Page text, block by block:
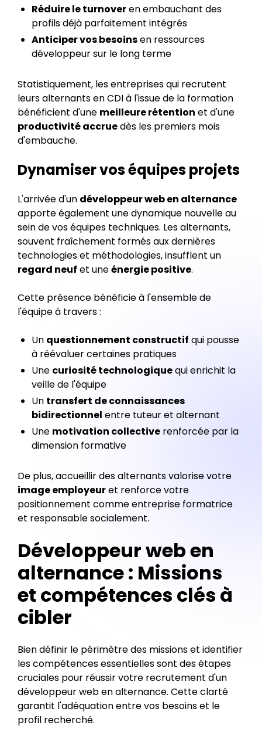
Réduire le turnoveren embauchant des
profils déjà parfaitement intégrés
Anticiper vos besoinsen ressources
développeur sur le long terme
Statistiquement, les entreprises qui recrutent
leurs alternants en CDI à l'issue de la formation
bénéficient d'une meilleure rétention et d'une
productivité accruedès les premiers mois
d'embauche.
Dynamiser vos équipes projets
L'arrivée d'un développeur web en alternance
apporte également une dynamique nouvelle au
sein de vos équipes techniques. Les alternants,
souvent fraîchement formés aux dernières
technologies et méthodologies, insufflent un
regard neuf et uneénergie positive.
Cette présence bénéficie à l'ensemble de
l'équipe à travers :
Un questionnement constructif qui pousse
à réévaluer certaines pratiques
Une curiosité technologiquequi enrichit la
veille de l'équipe
Un transfert de connaissances
bidirectionnel entre tuteur et alternant
Une motivation collective renforcée par la
dimension formative
De plus, accueillir des alternants valorise votre
image employeuret renforce votre
positionnement comme entreprise formatrice
et responsable socialement.
Développeur web en
alternance : Missions
et compétences clés à
cibler
Bien définir le périmètre des missions et identifier
les compétences essentielles sont des étapes
cruciales pour réussir votre recrutement d'un
développeur web en alternance. Cette clarté
garantit l'adéquation entre vos besoins et le
profil recherché.